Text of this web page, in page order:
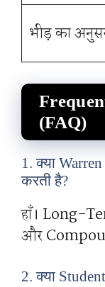
भीड़ का
(FAQ)
1. क्या
करती है?
हाँ। Long-
और
2. क्या